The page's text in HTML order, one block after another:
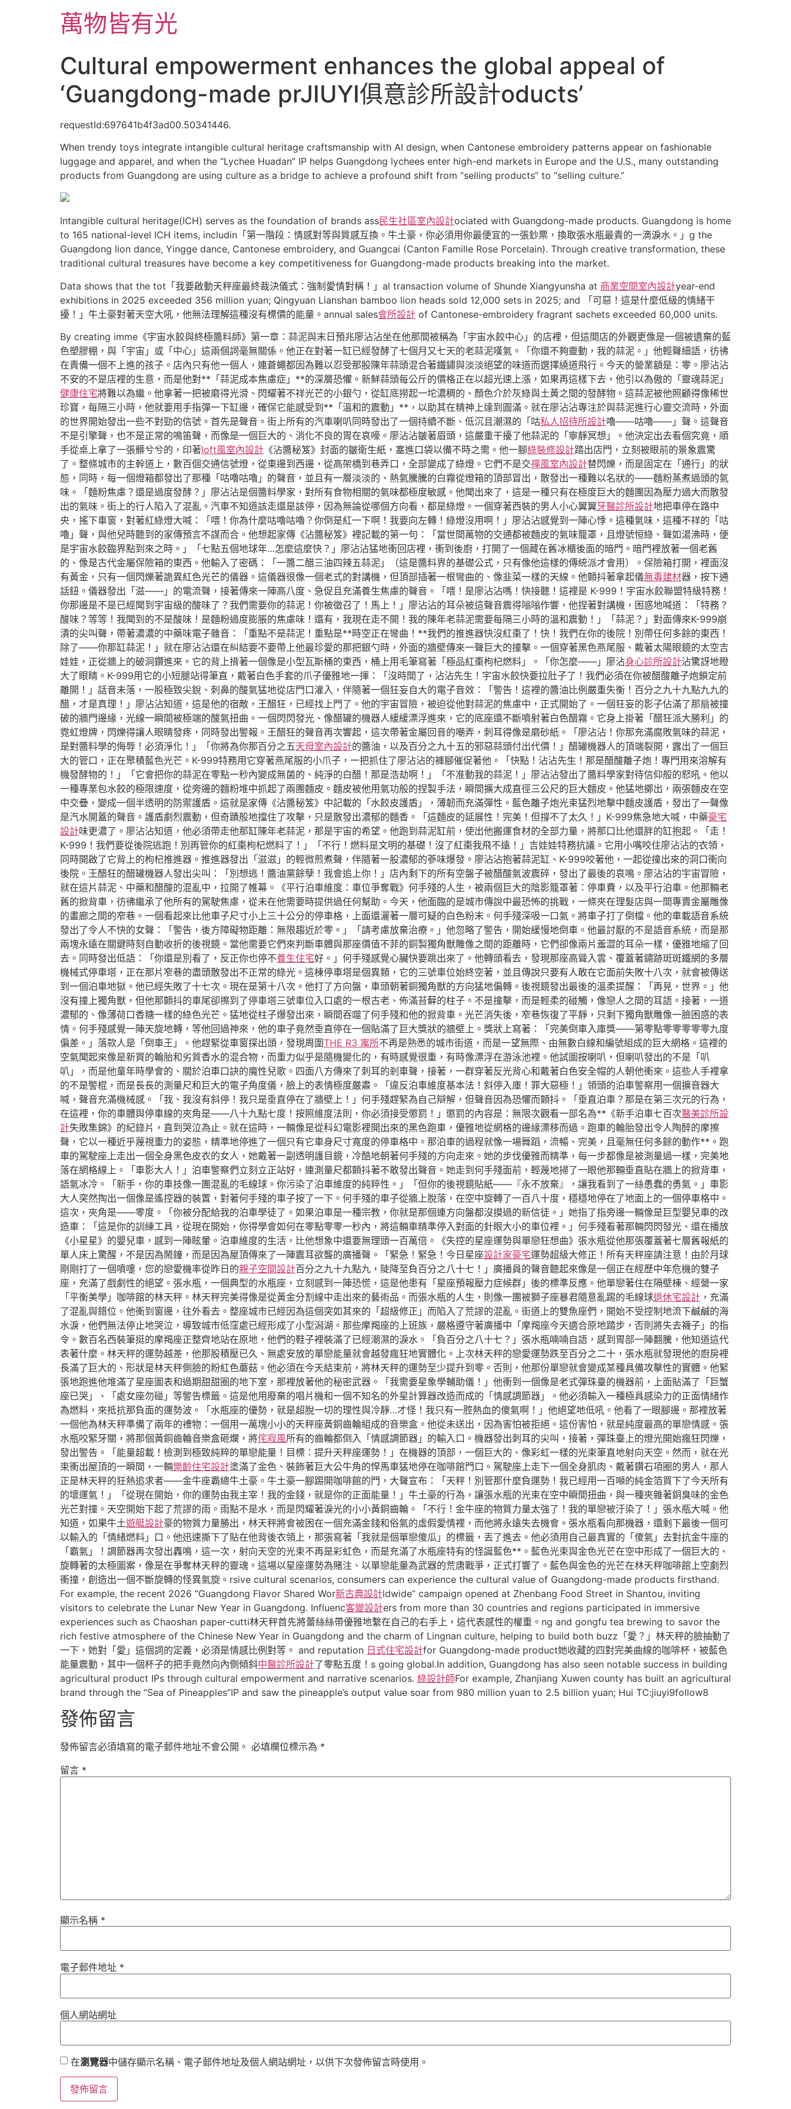
萬物皆有光
Cultural empowerment enhances the global appeal of
‘Guangdong-made prJIUYI俱意診所設計oducts’
requestId:697641b4f3ad00.50341446.
When trendy toys integrate intangible cultural heritage craftsmanship with AI design, when Cantonese embroidery patterns appear on fashionable
luggage and apparel, and when the “Lychee Huadan” IP helps Guangdong lychees enter high-end markets in Europe and the U.S., many outstanding
products from Guangdong are using culture as a bridge to achieve a profound shift from “selling products” to “selling culture.”
Intangible cultural heritage(ICH) serves as the foundation of brands ass民生社區室內設計ociated with Guangdong-made products. Guangdong is home
to 165 national-level ICH items, includin「第一階段：情感對等與質感互換。牛土豪，你必須用你最便宜的一張鈔票，換取張水瓶最貴的一滴淚水。」g the
Guangdong lion dance, Yingge dance, Cantonese embroidery, and Guangcai (Canton Famille Rose Porcelain). Through creative transformation, these
traditional cultural treasures have become a key competitiveness for Guangdong-made products breaking into the market.
Data shows that the tot「我要啟動天秤座最終裁決儀式：強制愛情對稱！」al transaction volume of Shunde Xiangyunsha at 商業空間室內設計year-end
exhibitions in 2025 exceeded 356 million yuan; Qingyuan Lianshan bamboo lion heads sold 12,000 sets in 2025; and 「可惡！這是什麼低級的情緒干
擾！」牛土豪對著天空大吼，他無法理解這種沒有標價的能量。annual sales會所設計 of Cantonese-embroidery fragrant sachets exceeded 60,000 units.
By creating imme《宇宙水餃與終極醬料師》第一章：蒜泥與末日預兆廖沾沾坐在他那間被稱為「宇宙水餃中心」的店裡，但這間店的外觀更像是一個被遺棄的藍
色塑膠棚，與「宇宙」或「中心」這兩個詞毫無關係。他正在對著一缸已經發酵了七個月又七天的老蒜泥嘆氣。「你還不夠靈動，我的蒜泥。」他輕聲細語，彷彿
在責備一個不上進的孩子。店內只有他一個人，連蒼蠅都因為難以忍受那股陳年蒜頭混合著鐵鏽與淡淡絕望的味道而選擇繞道飛行。今天的營業額是：零。廖沾沾
不安的不是店裡的生意，而是他對**「蒜泥成本焦慮症」**的深層恐懼。新鮮蒜頭每公斤的價格正在以超光速上漲，如果再這樣下去，他引以為傲的「靈魂蒜泥」
健康住宅將難以為繼。他拿著一把被磨得光滑、閃耀著不祥光芒的小銀勺，從缸底撈起一坨濃稠的、顏色介於灰綠與土黃之間的發酵物。這蒜泥被他照顧得像稀世
珍寶，每隔三小時，他就要用手指彈一下缸邊，確保它能感受到**「溫和的震動」**，以助其在精神上達到圓滿。就在廖沾沾專注於與蒜泥進行心靈交流時，外面
的世界開始發出一些不對勁的信號。首先是聲音。街上所有的汽車喇叭同時發出了一個持續不斷、低沉且潮濕的「咕私人招待所設計嚕——咕嚕——」聲。這聲音
不是引擎聲，也不是正常的鳴笛聲，而像是一個巨大的、消化不良的胃在哀嚎。廖沾沾皺著眉頭，這嚴重干擾了他蒜泥的「寧靜冥想」。他決定出去看個究竟，順
手從桌上拿了一張髒兮兮的，印著loft風室內設計 《沾醬秘笈》封面的皺衛生紙，塞進口袋以備不時之需。他一腳綠裝修設計踏出店門，立刻被眼前的景象震驚
了。整條城市的主幹道上，數百個交通信號燈，從東邊到西邊，從高架橋到巷弄口，全部變成了綠燈。它們不是交禪風室內設計替閃爍，而是固定在「通行」的狀
態，同時，每一個燈箱都發出了那種「咕嚕咕嚕」的聲音，並且有一層淡淡的、熱氣騰騰的白霧從燈箱的頂部冒出，散發出一種難以名狀的——麵粉蒸煮過頭的氣
味。「麵粉焦慮？還是過度發酵？」廖沾沾是個醬料學家，對所有食物相關的氣味都極度敏感。他聞出來了，這是一種只有在極度巨大的麵團因為壓力過大而散發
出的氣味。街上的行人陷入了混亂。汽車不知道該走還是該停，因為無論從哪個方向看，都是綠燈。一個穿著西裝的男人小心翼翼牙醫診所設計地把車停在路中
央，搖下車窗，對著紅綠燈大喊：「喂！你為什麼咕嚕咕嚕？你倒是紅一下啊！我要向左轉！綠燈沒用啊！」廖沾沾感覺到一陣心悸。這種氣味，這種不祥的「咕
嚕」聲，與他兒時聽到的家傳預言不謀而合。他想起家傳《沾醬秘笈》裡記載的第一句：「當世間萬物的交通都被麵皮的氣味籠罩，且燈號恒綠、聲如湯沸時，便
是宇宙水餃臨界點到來之時。」「七點五個地球年…怎麼這麼快？」廖沾沾猛地衝回店裡，衝到後廚，打開了一個藏在舊冰櫃後面的暗門。暗門裡放著一個老舊
的、像是古代金屬保險箱的東西。他輸入了密碼：「一醬二醋三油四辣五蒜泥」（這是醬料界的基礎公式，只有像他這樣的傳統派才會用）。保險箱打開，裡面沒
有黃金，只有一個閃爍著詭異紅色光芒的儀器。這儀器很像一個老式的對講機，但頂部插著一根彎曲的、像韭菜一樣的天線。他顫抖著拿起儀無毒建材器，按下通
話鈕。儀器發出「滋——」的電流聲，接著傳來一陣高八度、急促且充滿養生焦慮的聲音。「喂！是廖沾沾嗎！快接聽！這裡是 K-999！宇宙水餃聯盟特級特務！
你那邊是不是已經聞到宇宙級的酸味了？我們需要你的蒜泥！你被徵召了！馬上！」廖沾沾的耳朵被這聲音震得嗡嗡作響，他捏著對講機，困惑地喊道：「特務？
酸味？等等！我聞到的不是酸味！是麵粉過度膨脹的焦慮味！還有，我現在走不開！我的陳年老蒜泥需要每隔三小時的溫和震動！」「蒜泥？」對面傳來K-999崩
潰的尖叫聲，帶著濃濃的中藥味電子雜音：「重點不是蒜泥！重點是**時空正在彎曲！**我們的推進器快沒紅棗了！快！我們在你的後院！別帶任何多餘的東西！
除了——你那缸蒜泥！」就在廖沾沾還在糾結要不要帶上他最珍愛的那把銀勺時，外面的牆壁傳來一聲巨大的撞擊。一個穿著黑色燕尾服、戴著太陽眼鏡的太空吉
娃娃，正從牆上的破洞鑽進來。它的背上揹著一個像是小型瓦斯桶的東西，桶上用毛筆寫著「極品紅棗枸杞燃料」。「你怎麼——」廖沾身心診所設計沾驚訝地瞪
大了眼睛。K-999用它的小短腿站得筆直，戴著白色手套的爪子優雅地一揮：「沒時間了，沾沾先生！宇宙水餃快要拉肚子了！我們必須在你被醋酸離子炮鎖定前
離開！」話音未落，一股極致尖銳、刺鼻的酸氣猛地從店門口灌入，伴隨著一個狂妄自大的電子音效：「警告！這裡的醬油比例嚴重失衡！百分之九十九點九九的
醋，才是真理！」廖沾沾知道，這是他的宿敵，王醋狂，已經找上門了。他的宇宙冒險，被迫從他對蒜泥的焦慮中，正式開始了。一個狂妄的影子佔滿了那扇被撞
破的牆門邊緣，光線一瞬間被極端的酸氣扭曲。一個閃閃發光、像醋罐的機器人緩緩漂浮進來，它的底座還不斷噴射著白色醋霧。它身上掛著「醋狂派大勝利」的
霓虹燈牌，閃爍得讓人眼睛發疼，同時發出警報。王醋狂的聲音再次響起，這次帶著金屬回音的嘲弄，刺耳得像是磨砂紙。「廖沾沾！你那充滿腐敗氣味的蒜泥，
是對醬料學的侮辱！必須淨化！」「你將為你那百分之五天母室內設計的醬油，以及百分之九十五的邪惡蒜頭付出代價！」醋罐機器人的頂端裂開，露出了一個巨
大的管口，正在聚積藍色光芒。K-999特務用它穿著燕尾服的小爪子，一把抓住了廖沾沾的褲腳催促著他。「快點！沾沾先生！那是醋酸離子炮！專門用來溶解有
機發酵物的！」「它會把你的蒜泥在零點一秒內變成無菌的、純淨的白醋！那是浩劫啊！」「不准動我的蒜泥！」廖沾沾發出了醬料學家對待信仰般的怒吼。他以
一種專業包水餃的極限速度，從旁邊的麵粉堆中抓起了兩團麵皮。麵皮被他用氣功般的捏製手法，瞬間擴大成直徑三公尺的巨大麵皮。他猛地擲出，兩張麵皮在空
中交疊，變成一個半透明的防禦護盾。這就是家傳《沾醬秘笈》中記載的「水餃皮護盾」，薄韌而充滿彈性。藍色離子炮光束猛烈地擊中麵皮護盾，發出了一聲像
是汽水開蓋的聲音。護盾劇烈震動，但奇蹟般地擋住了攻擊，只是散發出濃郁的麵香。「這麵皮的延展性！完美！但撐不了太久！」K-999焦急地大喊，中藥豪宅
設計味更濃了。廖沾沾知道，他必須帶走他那缸陳年老蒜泥，那是宇宙的希望。他跑到蒜泥缸前，使出他搬運食材的全部力量，將那口比他還胖的缸抱起。「走！
K-999！我們要從後院逃跑！別再管你的紅棗枸杞燃料了！」「不行！燃料是文明的基礎！沒了紅棗我飛不遠！」吉娃娃特務抗議。它用小嘴咬住廖沾沾的衣領，
同時開啟了它背上的枸杞推進器。推進器發出「滋滋」的輕微煎煮聲，伴隨著一股濃郁的蔘味爆發。廖沾沾抱著蒜泥缸、K-999咬著他，一起從撞出來的洞口衝向
後院。王醋狂的醋罐機器人發出尖叫：「別想逃！醬油黨餘孽！我會追上你！」店內剩下的所有空盤子被醋酸氣波震碎，發出了最後的哀鳴。廖沾沾的宇宙冒險，
就在這片蒜泥、中藥和醋酸的混亂中，拉開了帷幕。《平行泊車維度：車位爭奪戰》何手殘的人生，被兩個巨大的陰影籠罩著：停車費，以及平行泊車。他那輛老
舊的掀背車，彷彿繼承了他所有的駕駛焦慮，從未在他需要時提供過任何幫助。今天，他面臨的是城市傳說中最恐怖的挑戰，一條夾在理髮店與一間專賣金屬雕像
的畫廊之間的窄巷。一個看起來比他車子尺寸小上三十公分的停車格，上面還灑著一層可疑的白色粉末。何手殘深吸一口氣。將車子打了倒檔。他的車載語音系統
發出了令人不快的女聲：「警告，後方障礙物距離：無限趨近於零。」「請考慮放棄治療。」他忽略了警告，開始緩慢地倒車。他最討厭的不是語音系統，而是那
兩塊永遠在關鍵時刻自動收折的後視鏡。當他需要它們來判斷車體與那座價值不菲的銅製獨角獸雕像之間的距離時，它們卻像兩片羞澀的耳朵一樣，優雅地縮了回
去。同時發出低語：「你還是別看了，反正你也停不養生住宅好。」何手殘感覺心臟快要跳出來了。他轉頭看去，發現那座高聳入雲、覆蓋著鏽跡斑斑鐵網的多層
機械式停車塔，正在那片窄巷的盡頭散發出不正常的綠光。這棟停車塔是個異類，它的三號車位始終空著，並且傳說只要有人敢在它面前失敗十八次，就會被傳送
到一個泊車地獄。他已經失敗了十七次。現在是第十八次。他打了方向盤，車頭朝著銅獨角獸的方向猛地偏轉。後視鏡發出最後的溫柔提醒：「再見，世界。」他
沒有撞上獨角獸，但他那顫抖的車尾卻擦到了停車塔三號車位入口處的一根古老、佈滿苔蘚的柱子。不是撞擊，而是輕柔的碰觸，像戀人之間的耳語。接著，一道
濃郁的、像薄荷口香糖一樣的綠色光芒。猛地從柱子爆發出來，瞬間吞噬了何手殘和他的掀背車。光芒消失後，窄巷恢復了平靜，只剩下獨角獸雕像一臉困惑的表
情。何手殘感覺一陣天旋地轉，等他回過神來，他的車子竟然垂直停在一個貼滿了巨大獎狀的牆壁上。獎狀上寫著：「完美倒車入庫獎——第零點零零零零零九度
偏差。」落款人是「倒車王」。他趕緊從車窗探出頭，發現周圍THE R3 寓所不再是熟悉的城市街道，而是一望無際、由無數白線和編號組成的巨大網格。這裡的
空氣聞起來像是新買的輪胎和劣質香水的混合物，而重力似乎是隨機變化的，有時感覺很重，有時像漂浮在游泳池裡。他試圖按喇叭，但喇叭發出的不是「叭
叭」，而是他童年時學會的、關於泊車口訣的魔性兒歌。四面八方傳來了刺耳的剎車聲，接著，一群穿著反光背心和戴著白色安全帽的人朝他衝來。這些人手裡拿
的不是警棍，而是長長的測量尺和巨大的電子角度儀，臉上的表情極度嚴肅。「違反泊車維度基本法！斜停入庫！罪大惡極！」領頭的泊車警察用一個擴音器大
喊，聲音充滿機械感。「我、我沒有斜停！我只是垂直停在了牆壁上！」何手殘趕緊為自己辯解，但聲音因為恐懼而顫抖。「垂直泊車？那是在第三次元的行為，
在這裡，你的車體與停車線的夾角是——八十九點七度！按照維度法則，你必須接受懲罰！」懲罰的內容是：無限次觀看一部名為**《新手泊車七百次醫美診所設
計失敗集錦》的紀錄片，直到哭泣為止。就在這時，一輛像是從科幻電影裡開出來的黑色跑車，優雅地從網格的邊緣漂移而過。跑車的輪胎發出令人陶醉的摩擦
聲，它以一種近乎蔑視重力的姿態，精準地停進了一個只有它車身尺寸寬度的停車格中。那泊車的過程就像一場舞蹈，流暢、完美，且毫無任何多餘的動作**。跑
車的駕駛座上走出一個全身黑色皮衣的女人，她戴著一副透明護目鏡，冷酷地朝著何手殘的方向走來。她的步伐優雅而精準，每一步都像是被測量過一樣，完美地
落在網格線上。「車影大人！」泊車警察們立刻立正站好，連測量尺都顫抖著不敢發出聲音。她走到何手殘面前，輕蔑地掃了一眼他那輛垂直貼在牆上的掀背車，
語氣冰冷。「新手，你的車技像一團混亂的毛線球。你污染了泊車維度的純粹性。」「但你的後視鏡貼紙——『永不放棄』，讓我看到了一絲愚蠢的勇氣。」車影
大人突然掏出一個像是遙控器的裝置，對著何手殘的車子按了一下。何手殘的車子從牆上脫落，在空中旋轉了一百八十度，穩穩地停在了地面上的一個停車格中。
這次，夾角是——零度。「你被分配給我的泊車學徒了。如果泊車是一種宗教，你就是那個連方向盤都沒摸過的新信徒。」她指了指旁邊一輛像是巨型嬰兒車的改
造車：「這是你的訓練工具，從現在開始，你得學會如何在零點零零一秒內，將這輛車精準停入對面的針眼大小的車位裡。」何手殘看著那輛閃閃發光、還在播放
《小星星》的嬰兒車，感到一陣眩暈。泊車維度的生活，比他想象中還要無理頭一百萬倍。《失控的星座運勢與單戀狂想曲》張水瓶從他那張覆蓋著七層舊報紙的
單人床上驚醒，不是因為鬧鐘，而是因為屋頂傳來了一陣震耳欲聾的廣播聲。「緊急！緊急！今日星座設計家豪宅運勢超級大修正！所有天秤座請注意！由於月球
剛剛打了一個噴嚏，您的戀愛機率從昨日的親子空間設計百分之九十九點九，陡降至負百分之八十七！」廣播員的聲音聽起來像是一個正在經歷中年危機的雙子
座，充滿了戲劇性的絕望。張水瓶，一個典型的水瓶座，立刻感到一陣恐慌，這是他患有「星座預報壓力症候群」後的標準反應。他單戀著住在隔壁棟、經營一家
「平衡美學」咖啡館的林天秤。林天秤完美得像是從黃金分割線中走出來的藝術品。而張水瓶的人生，則像一團被獅子座暴君隨意亂踢的毛線球退休宅設計 ，充滿
了混亂與錯位。他衝到窗邊，往外看去。整座城市已經因為這個突如其來的「超級修正」而陷入了荒謬的混亂。街道上的雙魚座們，開始不受控制地流下鹹鹹的海
水淚，他們無法停止地哭泣，導致城市低窪處已經形成了小型潟湖。那些摩羯座的上班族，嚴格遵守著廣播中「摩羯座今天適合原地踏步，否則將失去襪子」的指
令。數百名西裝筆挺的摩羯座正整齊地站在原地，他們的鞋子裡裝滿了已經潮濕的淚水。「負百分之八十七？」張水瓶喃喃自語，感到胃部一陣翻騰，他知道這代
表著什麼。林天秤的運勢越差，他那股積壓已久、無處安放的單戀能量就會越發瘋狂地實體化。上次林天秤的戀愛運勢跌至百分之二十，張水瓶就發現他的廚房裡
長滿了巨大的、形狀是林天秤側臉的粉紅色蘑菇。他必須在今天結束前，將林天秤的運勢至少提升到零。否則，他那份單戀就會變成某種具備攻擊性的實體。他緊
張地跑進他堆滿了星座圖表和過期甜甜圈的地下室，那裡放著他的秘密武器。「我需要星象學輔助儀！」他衝到一個像是老式彈珠臺的機器前，上面貼滿了「巨蟹
座已哭」、「處女座勿碰」等警告標籤。這是他用廢棄的唱片機和一個不知名的外星計算器改造而成的「情感調節器」。他必須輸入一種極具感染力的正面情緒作
為燃料，來抵抗那負面的運勢波。「水瓶座的優勢，就是超脫一切的理性與冷靜…才怪！我只有一腔熱血的傻氣啊！」他絕望地低吼。他看了一眼腳邊。那裡放著
一個他為林天秤準備了兩年的禮物：一個用一萬塊小小的天秤座黃銅齒輪組成的音樂盒。他從未送出，因為害怕被拒絕。這份害怕，就是純度最高的單戀情感。張
水瓶咬緊牙關，將那個黃銅齒輪音樂盒砸爛，將侘寂風所有的齒輪都倒入「情感調節器」的輸入口。機器發出刺耳的尖叫，接著，彈珠臺上的燈光開始瘋狂閃爍，
發出警告。「能量超載！檢測到極致純粹的單戀能量！目標：提升天秤座運勢！」在機器的頂部，一個巨大的、像彩虹一樣的光束筆直地射向天空。然而，就在光
束衝出屋頂的一瞬間，一輛樂齡住宅設計塗滿了金色、裝飾著巨大公牛角的悍馬車猛地停在咖啡館門口。駕駛座上走下一個全身肌肉、戴著鑽石項圈的男人，那人
正是林天秤的狂熱追求者——金牛座霸總牛土豪。牛土豪一腳踢開咖啡館的門，大聲宣布：「天秤！別管那什麼負運勢！我已經用一百噸的純金箔買下了今天所有
的壞運氣！」「從現在開始，你的運勢由我主宰！我的金錢，就是你的正面能量！」牛土豪的行為，讓張水瓶的光束在空中瞬間扭曲，與一種夾雜著銅臭味的金色
光芒對撞。天空開始下起了荒謬的雨。雨點不是水，而是閃耀著淚光的小小黃銅齒輪。「不行！金牛座的物質力量太強了！我的單戀被汙染了！」張水瓶大喊。他
知道，如果牛土遊艇設計豪的物質力量勝出，林天秤將會被困在一個充滿金錢和俗氣的虛假愛情裡，而他將永遠失去機會。張水瓶看向那機器，還剩下最後一個可
以輸入的「情緒燃料」口。他迅速撕下了貼在他背後衣領上，那張寫著「我就是個單戀傻瓜」的標籤，丟了進去。他必須用自己最真實的「傻氣」去對抗金牛座的
「霸氣」！調節器再次發出轟鳴，這一次，射向天空的光束不再是彩虹色，而是充滿了水瓶座特有的怪誕藍色**。藍色光束與金色光芒在空中形成了一個巨大的、
旋轉著的太極圖案，像是在爭奪林天秤的靈魂。這場以星座運勢為賭注、以單戀能量為武器的荒唐戰爭，正式打響了。藍色與金色的光芒在林天秤咖啡館上空劇烈
衝撞，創造出一個不斷旋轉的怪異氣旋。rsive cultural scenarios, consumers can experience the cultural value of Guangdong-made products firsthand.
For example, the recent 2026 “Guangdong Flavor Shared Wor新古典設計ldwide” campaign opened at Zhenbang Food Street in Shantou, inviting
visitors to celebrate the Lunar New Year in Guangdong. Influenc客變設計ers from more than 30 countries and regions participated in immersive
experiences such as Chaoshan paper-cutti林天秤首先將蕾絲絲帶優雅地繫在自己的右手上，這代表感性的權重。ng and gongfu tea brewing to savor the
rich festive atmosphere of the Chinese New Year in Guangdong and the charm of Lingnan culture, helping to build both buzz「愛？」林天秤的臉抽動了
一下，她對「愛」這個詞的定義，必須是情感比例對等。 and reputation 日式住宅設計for Guangdong-made product她收藏的四對完美曲線的咖啡杯，被藍色
能量震動，其中一個杯子的把手竟然向內側傾斜中醫診所設計了零點五度！s going global.In addition, Guangdong has also seen notable success in building
agricultural product IPs through cultural empowerment and narrative scenarios. 綠設計師For example, Zhanjiang Xuwen county has built an agricultural
brand through the “Sea of Pineapples”IP and saw the pineapple’s output value soar from 980 million yuan to 2.5 billion yuan; Hui TC:jiuyi9follow8
發佈留言
發佈留言必須填寫的電子郵件地址不會公開。 必填欄位標示為 *
留言 *
顯示名稱 *
電子郵件地址 *
個人網站網址
在瀏覽器中儲存顯示名稱、電子郵件地址及個人網站網址，以供下次發佈留言時使用。